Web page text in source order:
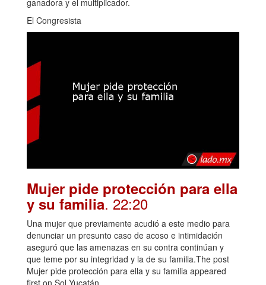
El Congresista
Mujer pide protección para ella
y su familia. 22:20
Una mujer que previamente acudió a este medio para
denunciar un presunto caso de acoso e intimidación
aseguró que las amenazas en su contra continúan y
que teme por su integridad y la de su familia.The post
Mujer pide protección para ella y su familia appeared
first on Sol Yucatán.